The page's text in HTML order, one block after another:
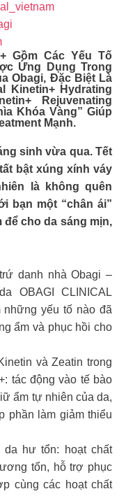
Gồm Các Yếu Tố
Ứng Dụng Trong
Obagi, Đặc Biệt Là
Kinetin+ Hydrating
Rejuvenating
Khóa Vàng” Giúp
Mạnh.
sinh vừa qua. Tết
bật xúng xính váy
là không quên
bạn một “chân ái”
cho da sáng mịn,
danh nhà Obagi –
OBAGI CLINICAL
những yếu tố nào đã
ẩm và phục hồi cho
và Zeatin trong
tác động vào tế bào
ẩm tự nhiên của da,
phần làm giảm thiểu
da hư tổn: hoạt chất
tổn, hỗ trợ phục
cùng các hoạt chất